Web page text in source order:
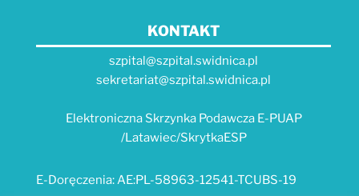
KONTAKT
szpital@szpital.swidnica.pl
sekretariat@szpital.swidnica.pl
Elektroniczna Skrzynka Podawcza E-PUAP
/Latawiec/SkrytkaESP
E-Doręczenia: AE:PL-58963-12541-TCUBS-19